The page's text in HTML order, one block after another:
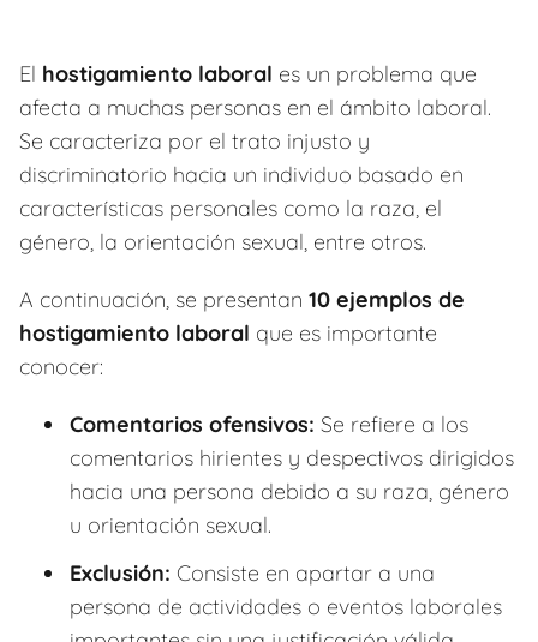
El hostigamiento laboral es un problema que
afecta a muchas personas en el ámbito laboral.
Se caracteriza por el trato injusto y
discriminatorio hacia un individuo basado en
características personales como la raza, el
género, la orientación sexual, entre otros.
A continuación, se presentan 10 ejemplos de
hostigamiento laboral que es importante
conocer:
Comentarios ofensivos: Se refiere a los
comentarios hirientes y despectivos dirigidos
hacia una persona debido a su raza, género
u orientación sexual.
Exclusión: Consiste en apartar a una
persona de actividades o eventos laborales